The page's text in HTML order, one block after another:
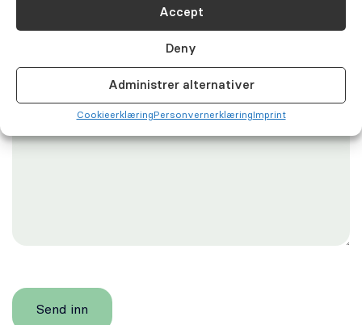
Accept
Deny
Administrer alternativer
Cookie­erklæringPersonvernerklæringImprint
informasjon (ikke oppgi sensitiv informasjon her)